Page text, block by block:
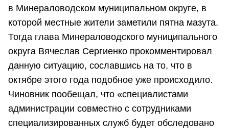
в Минераловодском муниципальном округе, в
которой местные жители заметили пятна мазута.
Тогда глава Минераловодского муниципального
округа Вячеслав Сергиенко прокомментировал
данную ситуацию, сославшись на то, что в
октябре этого года подобное уже происходило.
Чиновник пообещал, что «специалистами
администрации совместно с сотрудниками
специализированных служб будет обследовано